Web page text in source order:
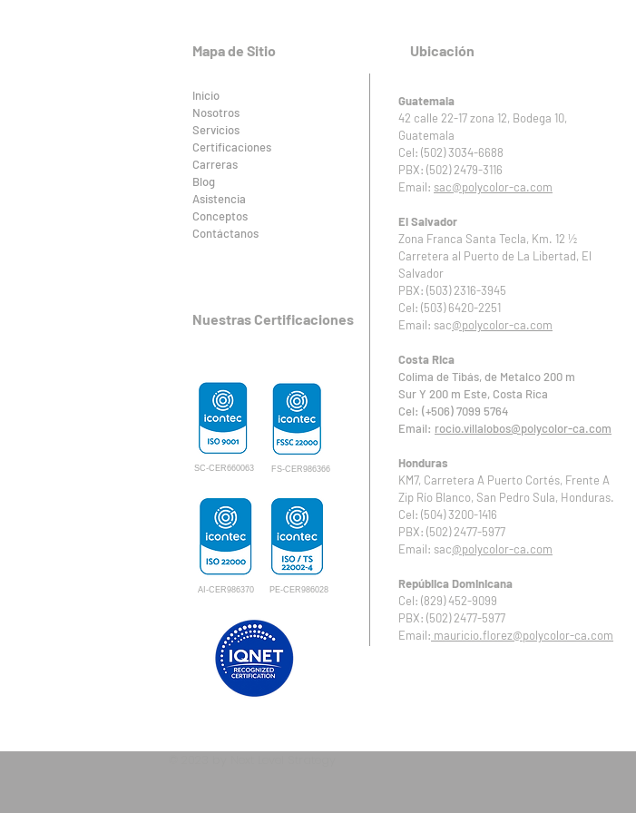
Mapa de Sitio Ubicación
Inicio
Nosotros
Servicios
Certificaciones
Carreras
Blog
Asistencia
Conceptos
Contáctanos
Nuestras Certificaciones
SC-CER660063 FS-CER986366
AI-CER986370 PE-CER986028
Guatemala
42 calle 22-17 zona 12, Bodega 10,
Guatemala
Cel: (502) 3034-6688
PBX: (502) 2479-3116
Email: sac@polycolor-ca.com
El Salvador
Zona Franca Santa Tecla, Km. 12 ½
Carretera al Puerto de La Libertad, El
Salvador
PBX: (503) 2316-3945
Cel: (503) 6420-2251
Email: sac@polycolor-ca.com
Costa Rica
Colima de Tibás, de Metalco 200 m
Sur Y 200 m Este, Costa Rica
Cel: (+506) 7099 5764
Email: rocio.villalobos@polycolor-ca.com
Honduras
KM7, Carretera A Puerto Cortés, Frente A
Zip Río Blanco, San Pedro Sula, Honduras.
Cel: (504) 3200-1416
PBX: (502) 2477-5977
Email: sac@polycolor-ca.com
República Dominicana
Cel: (829) 452-9099
PBX: (502) 2477-5977
Email: mauricio.florez@polycolor-ca.com